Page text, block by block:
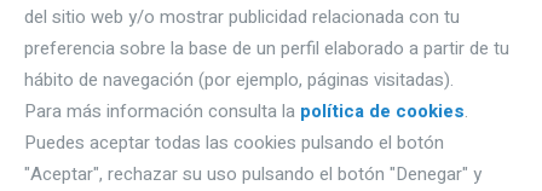
del sitio web y/o mostrar publicidad relacionada con tu
preferencia sobre la base de un perfil elaborado a partir de tu
hábito de navegación (por ejemplo, páginas visitadas).
Para más información consulta la política de cookies.
Puedes aceptar todas las cookies pulsando el botón
"Aceptar", rechazar su uso pulsando el botón "Denegar" y
DÓNDE ESTAMOS
Autovía A1, Km 233- naves Gromber, nave 91
09195 Villagonzalo Pedernales (Burgos).
Email: proquimbur@proquimbur.com